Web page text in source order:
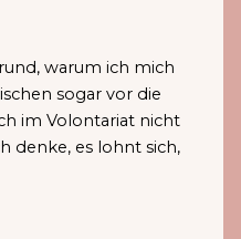
warum ich mich
sogar vor die
im Volontariat nicht
denke, es lohnt sich,